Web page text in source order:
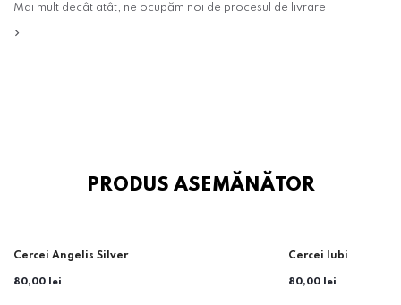
Mai mult decât atât, ne ocupăm noi de procesul de livrare
PRODUS ASEMĂNĂTOR
Cercei Angelis Silver
80,00 lei
Cercei Iubi
80,00 lei